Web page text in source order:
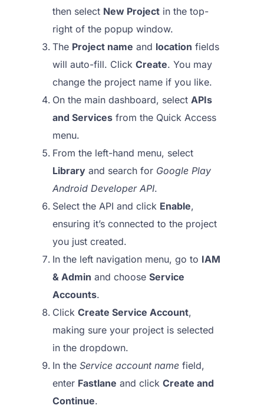
then select New Projectin the top-
right of the popup window.
The Project name and location fields
will auto-fill. Click Create. You may
change the project name if you like.
On the main dashboard, select APIs
and Servicesfrom the Quick Access
menu.
From the left-hand menu, select
Libraryand search for Google Play
Android Developer API.
Select the API and click Enable,
ensuring it’s connected to the project
you just created.
In the left navigation menu, go to IAM
& Admin and choose Service
Accounts.
Click Create Service Account,
making sure your project is selected
in the dropdown.
In the Service account namefield,
enter Fastlane and click Create and
Continue.